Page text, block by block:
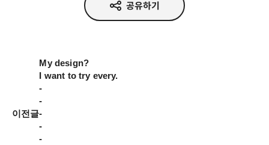
공유하기
이전글
My design?
I want to try every.
-
-
-
-
-